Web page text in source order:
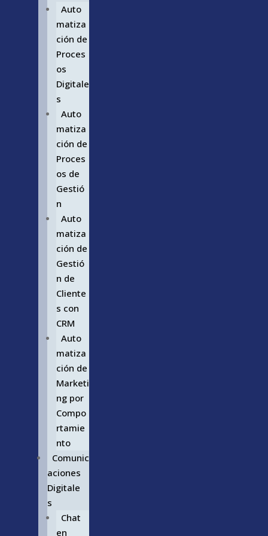
Auto
matiza
ción de
Proces
os
Digitale
s
Auto
matiza
ción de
Proces
os de
Gestió
n
Auto
matiza
ción de
Gestió
n de
Cliente
s con
CRM
Auto
matiza
ción de
Marketi
ng por
Compo
rtamie
nto
Comunic
aciones
Digitale
s
Chat
en